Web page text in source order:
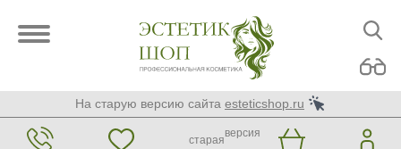
На старую версию сайта esteticshop.ru
старая
версия